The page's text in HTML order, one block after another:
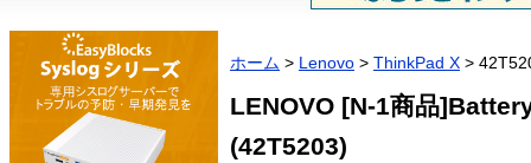
ホーム > Lenovo > ThinkPad X >
LENOVO [N-1商品
(42T5203)